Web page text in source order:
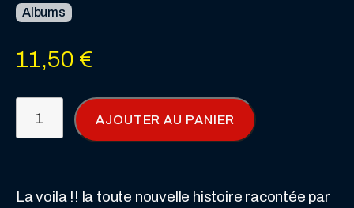
Albums
11,50 €
tome
AJOUTER AU PANIER
La voila !! la toute nouvelle histoire racontée par